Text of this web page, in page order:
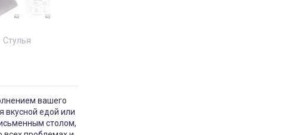
Стулья
вашего
вкусной едой или
столом,